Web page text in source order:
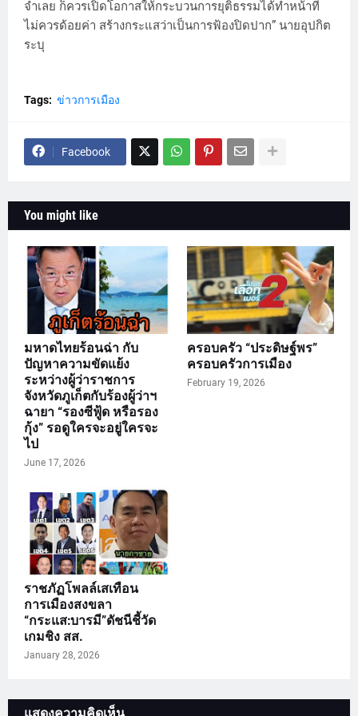
จำเลย ก็ควรเปิดโอกาสให้กระบวนการยุติธรรมได้ทำหน้าที่
ไม่ควรด้อยค่า สร้างกระแสว่าเป็นการฟ้องปิดปาก” นายอุปกิต
ระบุ
Tags: ข่าวการเมือง
Facebook
You might like
มหาดไทยร้อนฉ่า กับ
ปัญหาความขัดแย้ง
ระหว่างผู้ว่าราชการ
จังหวัดภูเก็ตกับร้องผู้ว่าฯ
ฉายา “รองซีฟู้ด หรือรอง
กุ้ง” รอดูใครจะอยู่ใครจะ
ไป
June 17, 2026
ครอบครัว “ประดิษฐ์พร”
ครอบครัวการเมือง
February 19, 2026
ราชภัฏโพลล์เสเทือน
การเมืองสงขลา
“กระแส:บารมี”ดัชนีชี้วัด
เกมชิง สส.
January 28, 2026